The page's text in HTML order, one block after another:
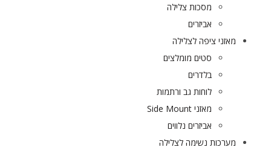
מסכות צלילה
אביזרים
מאזני ציפה לצלילה
סטים מומלצים
בלדרים
לוחות גב ורתמות
מאזני Side Mount
אביזרים נלווים
מערכות נשימה לצלילה